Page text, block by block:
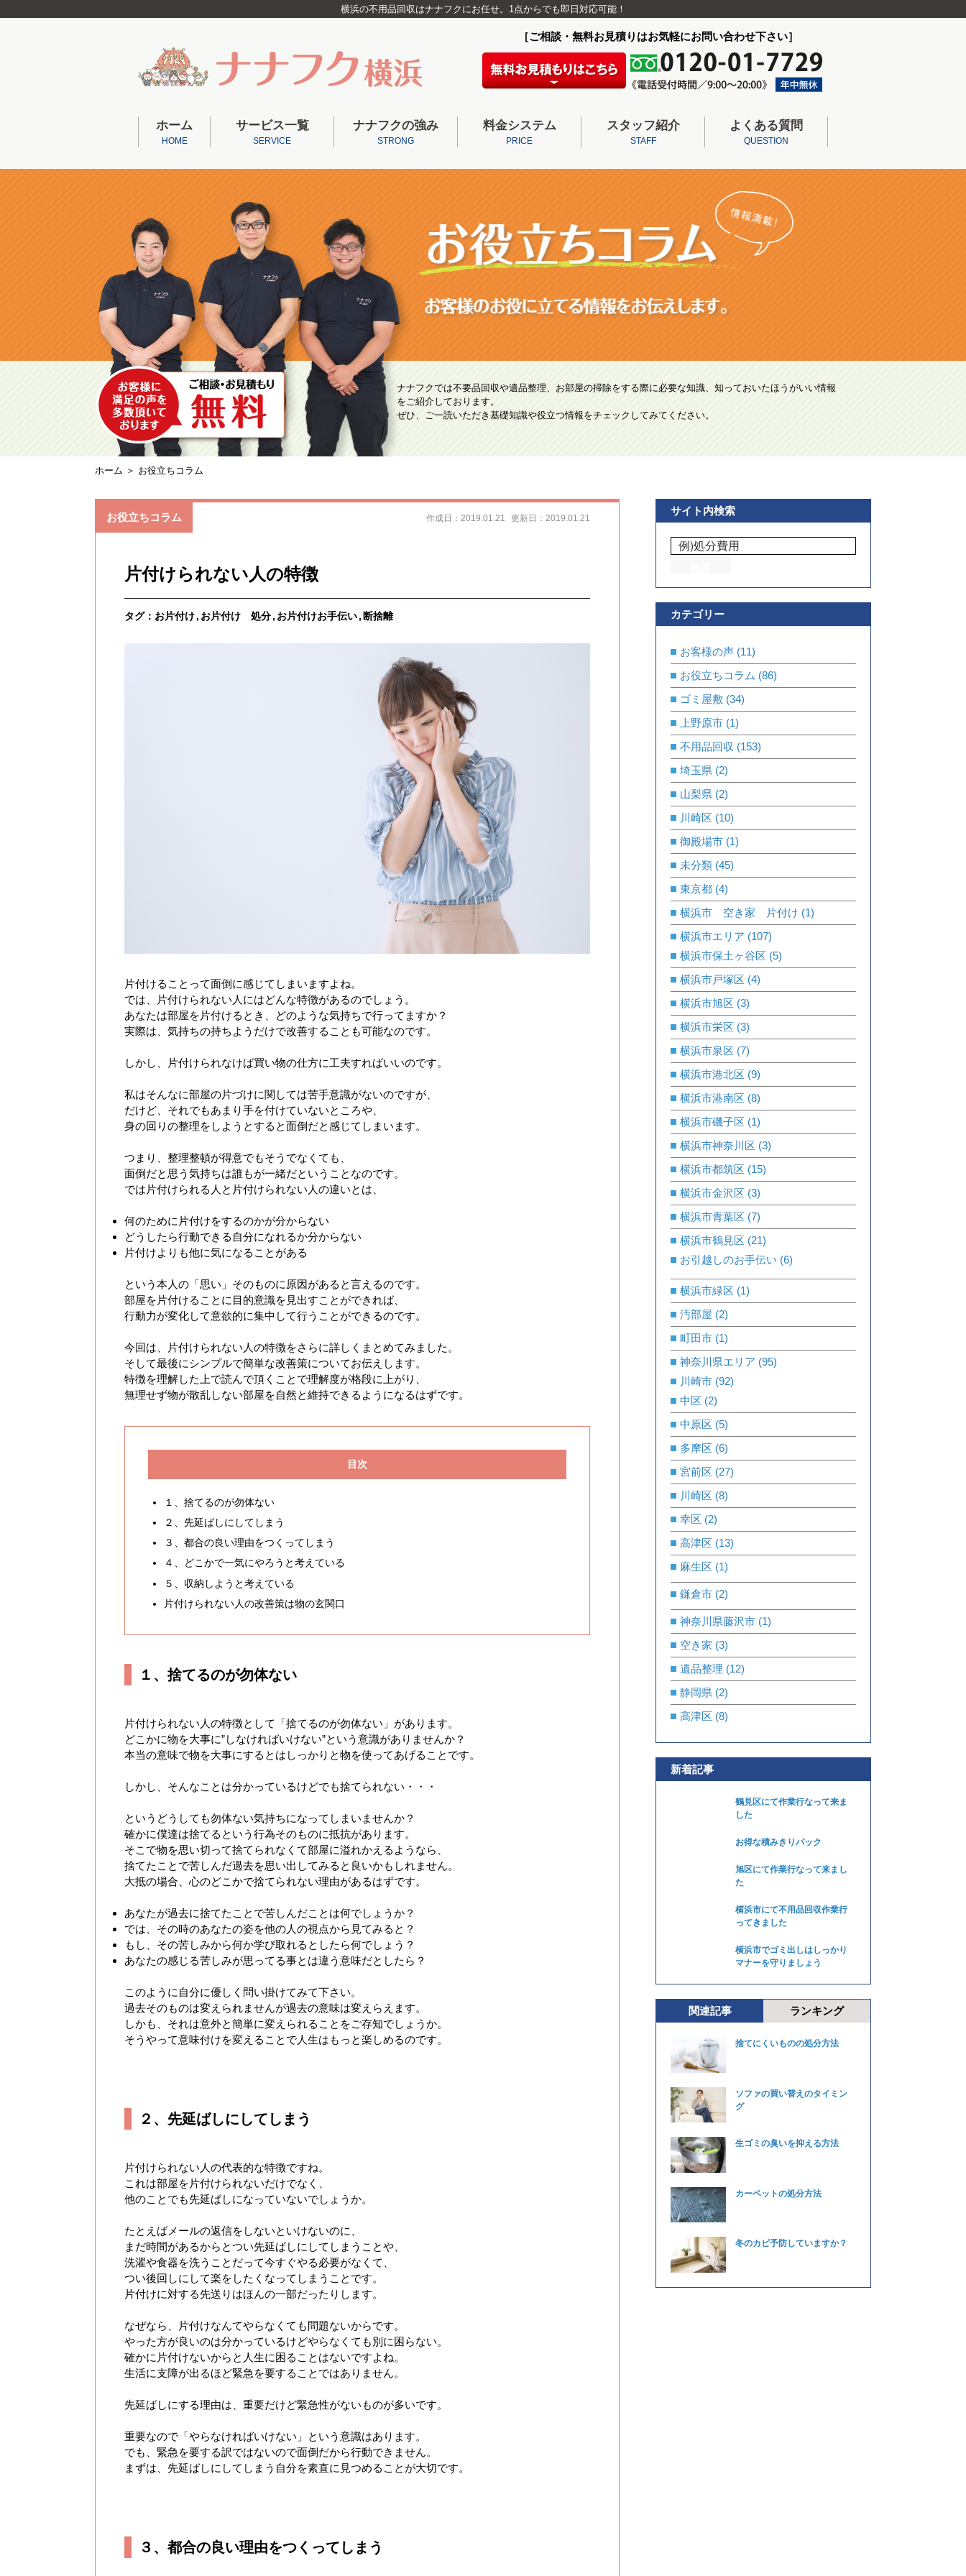
横浜の不用品回収はナナフクにお任せ。1点からでも即日対応可能！
［ご相談・無料お見積りはお気軽にお問い合わせ下さい］
ホーム
HOME
サービス一覧
SERVICE
ナナフクの強み
STRONG
料金システム
PRICE
スタッフ紹介
STAFF
よくある質問
QUESTION
ナナフクでは不要品回収や遺品整理、お部屋の掃除をする際に必要な知識、知っておいたほうがいい情報
をご紹介しております。
ぜひ、ご一読いただき基礎知識や役立つ情報をチェックしてみてください。
ホーム ＞ お役立ちコラム
お役立ちコラム 作成日：2019.01.21 更新日：2019.01.21
片付けられない人の特徴
タグ： お片付け お片付け 処分 お片付けお手伝い 断捨離
片付けることって面倒に感じてしまいますよね。
では、片付けられない人にはどんな特徴があるのでしょう。
あなたは部屋を片付けるとき、どのような気持ちで行ってますか？
実際は、気持ちの持ちようだけで改善することも可能なのです。
しかし、片付けられなけば買い物の仕方に工夫すればいいのです。
私はそんなに部屋の片づけに関しては苦手意識がないのですが、
だけど、それでもあまり手を付けていないところや、
身の回りの整理をしようとすると面倒だと感じてしまいます。
つまり、整理整頓が得意でもそうでなくても、
面倒だと思う気持ちは誰もが一緒だということなのです。
では片付けられる人と片付けられない人の違いとは、
何のために片付けをするのかが分からない
どうしたら行動できる自分になれるか分からない
片付けよりも他に気になることがある
という本人の「思い」そのものに原因があると言えるのです。
部屋を片付けることに目的意識を見出すことができれば、
行動力が変化して意欲的に集中して行うことができるのです。
今回は、片付けられない人の特徴をさらに詳しくまとめてみました。
そして最後にシンプルで簡単な改善策についてお伝えします。
特徴を理解した上で読んで頂くことで理解度が格段に上がり、
無理せず物が散乱しない部屋を自然と維持できるようになるはずです。
目次
１、捨てるのが勿体ない
２、先延ばしにしてしまう
３、都合の良い理由をつくってしまう
４、どこかで一気にやろうと考えている
５、収納しようと考えている
片付けられない人の改善策は物の玄関口
１、捨てるのが勿体ない
片付けられない人の特徴として「捨てるのが勿体ない」があります。
どこかに物を大事に”しなければいけない”という意識がありませんか？
本当の意味で物を大事にするとはしっかりと物を使ってあげることです。
しかし、そんなことは分かっているけどでも捨てられない・・・
というどうしても勿体ない気持ちになってしまいませんか？
確かに僕達は捨てるという行為そのものに抵抗があります。
そこで物を思い切って捨てられなくて部屋に溢れかえるようなら、
捨てたことで苦しんだ過去を思い出してみると良いかもしれません。
大抵の場合、心のどこかで捨てられない理由があるはずです。
あなたが過去に捨てたことで苦しんだことは何でしょうか？
では、その時のあなたの姿を他の人の視点から見てみると？
もし、その苦しみから何か学び取れるとしたら何でしょう？
あなたの感じる苦しみが思ってる事とは違う意味だとしたら？
このように自分に優しく問い掛けてみて下さい。
過去そのものは変えられませんが過去の意味は変えらえます。
しかも、それは意外と簡単に変えられることをご存知でしょうか。
そうやって意味付けを変えることで人生はもっと楽しめるのです。
２、先延ばしにしてしまう
片付けられない人の代表的な特徴ですね。
これは部屋を片付けられないだけでなく、
他のことでも先延ばしになっていないでしょうか。
たとえばメールの返信をしないといけないのに、
まだ時間があるからとつい先延ばしにしてしまうことや、
洗濯や食器を洗うことだって今すぐやる必要がなくて、
つい後回しにして楽をしたくなってしまうことです。
片付けに対する先送りはほんの一部だったりします。
なぜなら、片付けなんてやらなくても問題ないからです。
やった方が良いのは分かっているけどやらなくても別に困らない。
確かに片付けないからと人生に困ることはないですよね。
生活に支障が出るほど緊急を要することではありません。
先延ばしにする理由は、重要だけど緊急性がないものが多いです。
重要なので「やらなければいけない」という意識はあります。
でも、緊急を要する訳ではないので面倒だから行動できません。
まずは、先延ばしにしてしまう自分を素直に見つめることが大切です。
３、都合の良い理由をつくってしまう
サイト内検索
カテゴリー
お客様の声 (11)
お役立ちコラム (86)
ゴミ屋敷 (34)
上野原市 (1)
不用品回収 (153)
埼玉県 (2)
山梨県 (2)
川崎区 (10)
御殿場市 (1)
未分類 (45)
東京都 (4)
横浜市 空き家 片付け (1)
横浜市エリア (107)
横浜市保土ヶ谷区 (5)
横浜市戸塚区 (4)
横浜市旭区 (3)
横浜市栄区 (3)
横浜市泉区 (7)
横浜市港北区 (9)
横浜市港南区 (8)
横浜市磯子区 (1)
横浜市神奈川区 (3)
横浜市都筑区 (15)
横浜市金沢区 (3)
横浜市青葉区 (7)
横浜市鶴見区 (21)
お引越しのお手伝い (6)
横浜市緑区 (1)
汚部屋 (2)
町田市 (1)
神奈川県エリア (95)
川崎市 (92)
中区 (2)
中原区 (5)
多摩区 (6)
宮前区 (27)
川崎区 (8)
幸区 (2)
高津区 (13)
麻生区 (1)
鎌倉市 (2)
神奈川県藤沢市 (1)
空き家 (3)
遺品整理 (12)
静岡県 (2)
高津区 (8)
新着記事
鶴見区にて作業行なって来ま
した
お得な積みきりパック
旭区にて作業行なって来まし
た
横浜市にて不用品回収作業行
ってきました
横浜市でゴミ出しはしっかり
マナーを守りましょう
関連記事 ランキング
捨てにくいものの処分方法
ソファの買い替えのタイミン
グ
生ゴミの臭いを抑える方法
カーペットの処分方法
冬のカビ予防していますか？